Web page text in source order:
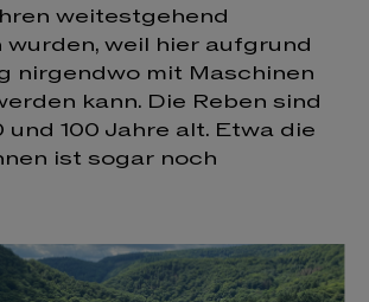
weitestgehend
weil hier aufgrund
nirgendwo mit Maschinen
kann. Die Reben sind
und 100 Jahre alt. Etwa die
ist sogar noch